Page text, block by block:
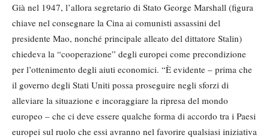
Già nel 1947, l’allora segretario di Stato George Marshall (figura
chiave nel consegnare la Cina ai comunisti assassini del
presidente Mao, nonché principale alleato del dittatore Stalin)
chiedeva la “cooperazione” degli europei come precondizione
per l’ottenimento degli aiuti economici. “È evidente – prima che
il governo degli Stati Uniti possa proseguire negli sforzi di
alleviare la situazione e incoraggiare la ripresa del mondo
europeo – che ci deve essere qualche forma di accordo tra i Paesi
europei sul ruolo che essi avranno nel favorire qualsiasi iniziativa